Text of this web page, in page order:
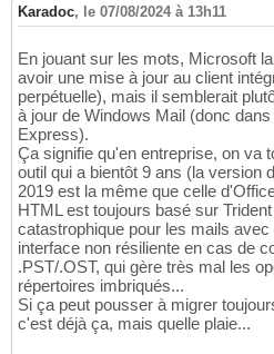
Karadoc, le 07/08/2024 à 13h11
En jouant sur les mots, Microsoft
avoir une mise à jour au client
perpétuelle), mais il semblerait
à jour de Windows Mail (donc
Express).
Ça signifie qu'en entreprise, on va
outil qui a bientôt 9 ans (la version
2019 est la même que celle
HTML est toujours basé sur
catastrophique pour les mails
interface non résiliente en cas de
.PST/.OST, qui gère très mal les
répertoires imbriqués...
Si ça peut pousser à migrer
c'est déjà ça, mais quelle plaie...